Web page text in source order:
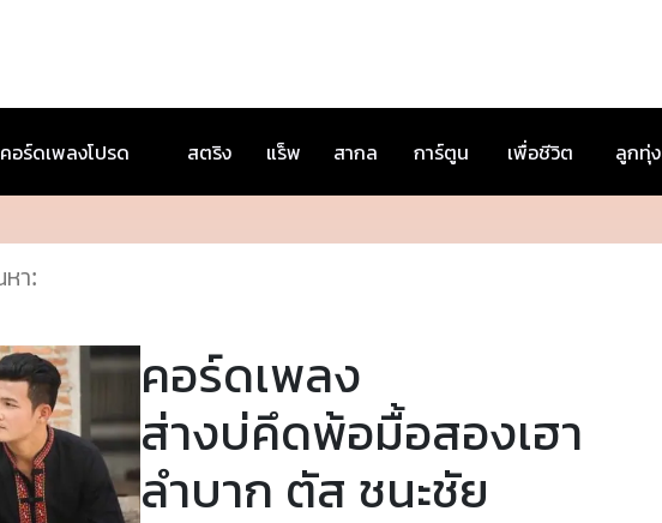
คอร์ดเพลงโปรด สตริง แร็พ สากล การ์ตูน เพื่อชีวิต ลูกทุ่ง
คอร์ดเพลง
ส่างบ่คึดพ้อมื้อสองเฮา
ลำบาก ตัส ชนะชัย